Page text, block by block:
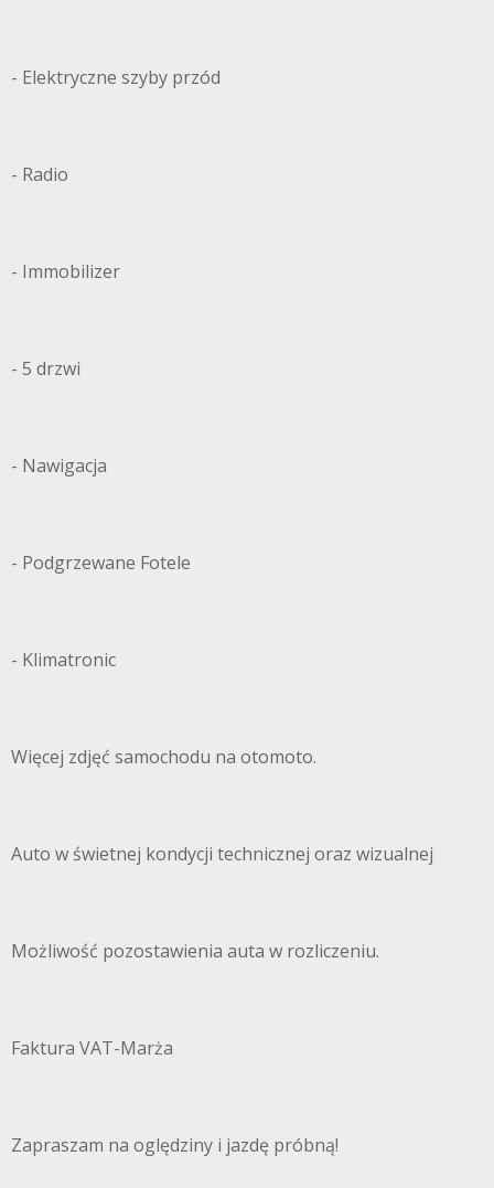
- Elektryczne szyby przód
- Radio
- Immobilizer
- 5 drzwi
- Nawigacja
- Podgrzewane Fotele
- Klimatronic
Więcej zdjęć samochodu na otomoto.
Auto w świetnej kondycji technicznej oraz wizualnej
Możliwość pozostawienia auta w rozliczeniu.
Faktura VAT-Marża
Zapraszam na oględziny i jazdę próbną!